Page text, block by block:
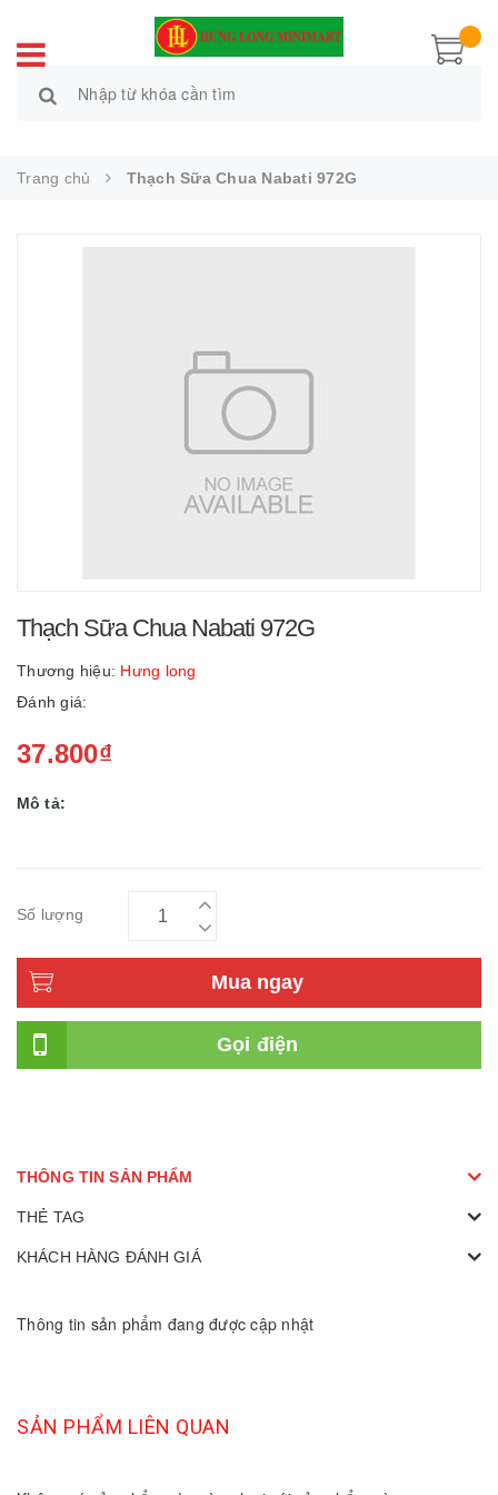
Trang chủ Thạch Sữa Chua Nabati 972G
Thạch Sữa Chua Nabati 972G
Thương hiệu: Hưng long
Đánh giá:
37.800₫
Mô tả:
Số lượng
Mua ngay
Gọi điện
THÔNG TIN SẢN PHẨM
THẺ TAG
KHÁCH HÀNG ĐÁNH GIÁ
Thông tin sản phẩm đang được cập nhật
SẢN PHẨM LIÊN QUAN